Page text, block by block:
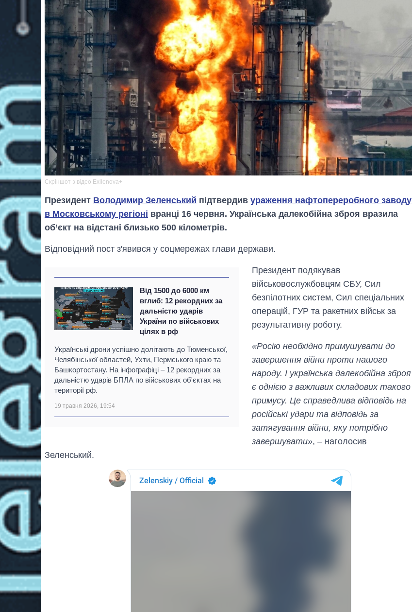
Скріншот з відео Exilenova+
Президент Володимир Зеленський підтвердив ураження нафтопереробного заводу
в Московському регіоні вранці 16 червня. Українська далекобійна зброя вразила
об’єкт на відстані близько 500 кілометрів.
Відповідний пост з'явився у соцмережах глави держави.
Від 1500 до 6000 км
вглиб: 12 рекордних за
дальністю ударів
України по військових
цілях в рф
Українські дрони успішно долітають до Тюменської,
Челябінської областей, Ухти, Пермського краю та
Башкортостану. На інфографіці – 12 рекордних за
дальністю ударів БПЛА по військових об'єктах на
території рф.
19 травня 2026, 19:54
Президент подякував
військовослужбовцям СБУ, Сил
безпілотних систем, Сил спеціальних
операцій, ГУР та ракетних військ за
результативну роботу.
«Росію необхідно примушувати до
завершення війни проти нашого
народу. І українська далекобійна зброя
є однією з важливих складових такого
примусу. Це справедлива відповідь на
російські удари та відповідь за
затягування війни, яку потрібно
завершувати», – наголосив
Зеленський.
бюджет
Міністерства
років війни з
росією